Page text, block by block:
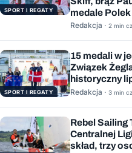
SPORT I REGATY
medale
Redakcja · 2 min
SPORT I REGATY
15 medali w
Związek
historyczny
Redakcja · 3 min
Rebel Sailing
Centralnej
skład, trzy